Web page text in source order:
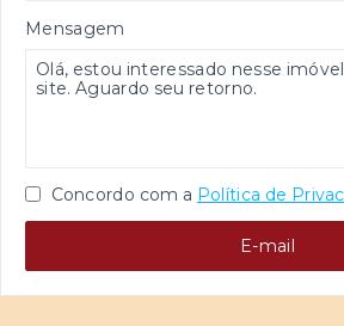
Mensagem
Concordo com a Política de
E-mail